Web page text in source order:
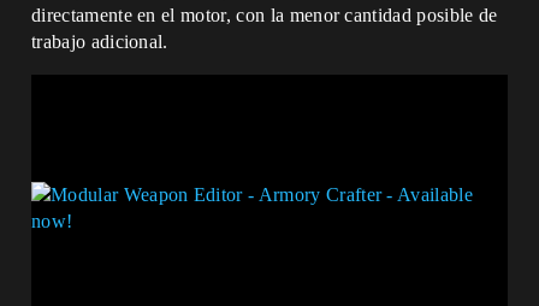
directamente en el motor, con la menor cantidad posible de
trabajo adicional.